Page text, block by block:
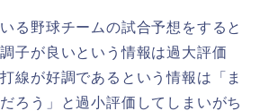
る野球チームの試合予想をすると
子が良いという情報は過大評価
線が好調であるという情報は「ま
ろう」と過小評価してしまいがち